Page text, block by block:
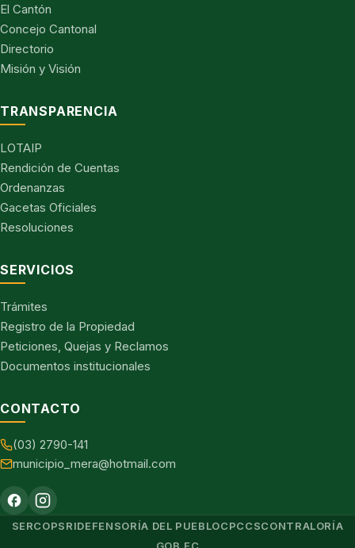
El Cantón
Concejo Cantonal
Directorio
Misión y Visión
TRANSPARENCIA
LOTAIP
Rendición de Cuentas
Ordenanzas
Gacetas Oficiales
Resoluciones
SERVICIOS
Trámites
Registro de la Propiedad
Peticiones, Quejas y Reclamos
Documentos institucionales
CONTACTO
(03) 2790-141
municipio_mera@hotmail.com
SERCOPSRIDEFENSORÍA DEL PUEBLOCPCCSCONTRALORÍA